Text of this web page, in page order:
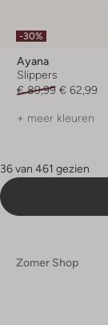
-30%
Ayana
Slippers
€ 89,99 € 62,99
+ meer kleuren
36 van 461 gezien
Zomer Shop